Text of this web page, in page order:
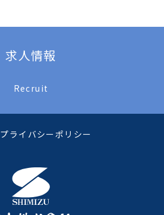
求人情報
Recruit
プライバシーポリシー